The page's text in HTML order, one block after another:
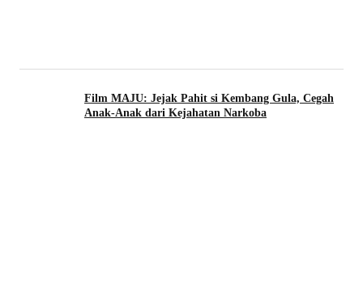
Film MAJU: Jejak Pahit si Kembang Gula, Cegah
Anak-Anak dari Kejahatan Narkoba